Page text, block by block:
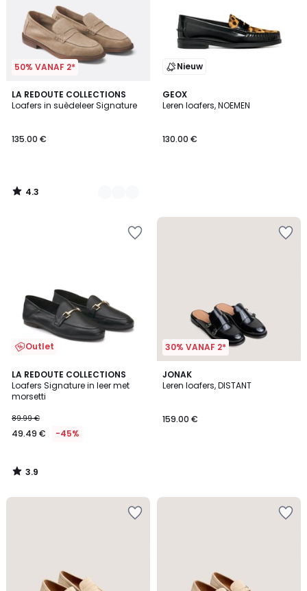
50% VANAF 2*
LA REDOUTE COLLECTIONS
Loafers in suèdeleer Signature
135.00 €
4.3
/ 5
2
Kleuren
4.3
/
Nieuw
GEOX
Leren loafers, NOEMEN
130.00 €
Outlet
LA REDOUTE COLLECTIONS
Loafers Signature in leer met
morsetti
89.99 €
49.49 € -45%
3.9
/ 5
3.9
/
30% VANAF 2*
JONAK
Leren loafers, DISTANT
159.00 €